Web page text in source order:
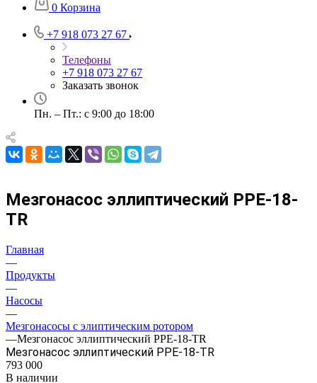
0 Корзина
+7 918 073 27 67
Телефоны
+7 918 073 27 67
Заказать звонок
Пн. – Пт.: с 9:00 до 18:00
Мезгонасос эллиптический PPE-18-
TR
Главная
—
Продукты
—
Насосы
—
Мезгонасосы с элиптическим ротором
—Мезгонасос эллиптический PPE-18-TR
Мезгонасос эллиптический PPE-18-TR
793 000
В наличии